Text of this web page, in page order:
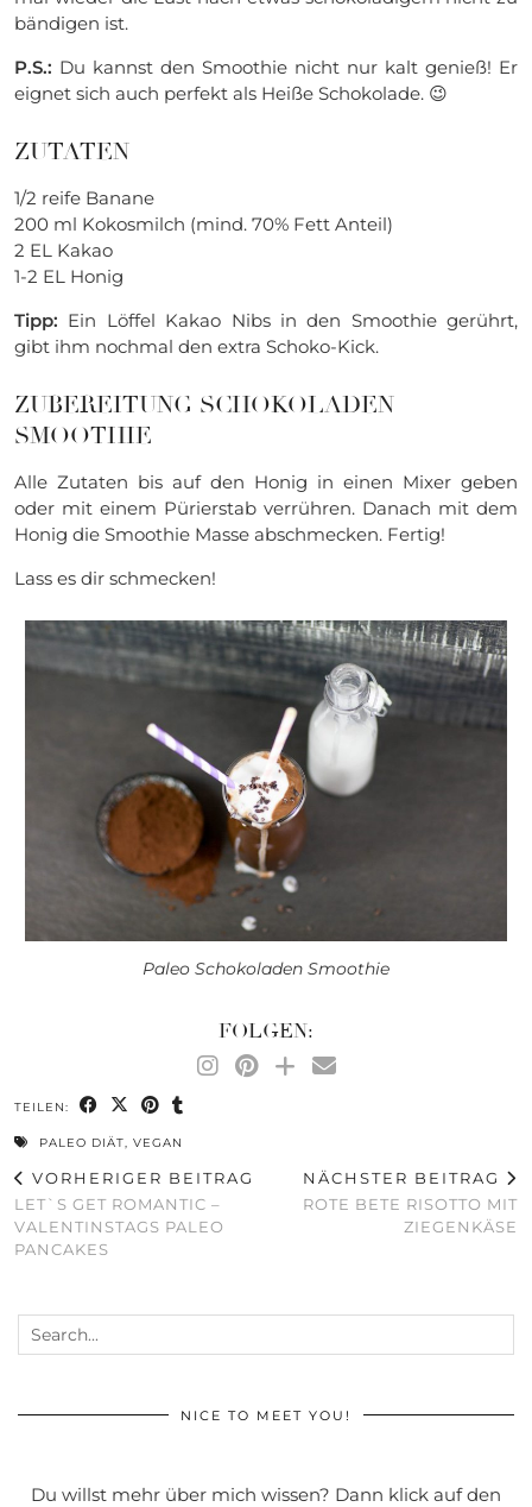
bändigen ist.
P.S.: Du kannst den Smoothie nicht nur kalt genieß! Er
eignet sich auch perfekt als Heiße Schokolade. 😉
ZUTATEN
1/2 reife Banane
200 ml Kokosmilch (mind. 70% Fett Anteil)
2 EL Kakao
1-2 EL Honig
Tipp: Ein Löffel Kakao Nibs in den Smoothie gerührt,
gibt ihm nochmal den extra Schoko-Kick.
ZUBEREITUNG SCHOKOLADEN
SMOOTHIE
Alle Zutaten bis auf den Honig in einen Mixer geben
oder mit einem Pürierstab verrühren. Danach mit dem
Honig die Smoothie Masse abschmecken. Fertig!
Lass es dir schmecken!
Paleo Schokoladen Smoothie
FOLGEN:
TEILEN:
PALEO DIÄT, VEGAN
VORHERIGER BEITRAG
LET`S GET ROMANTIC –
VALENTINSTAGS PALEO
PANCAKES
NÄCHSTER BEITRAG
ROTE BETE RISOTTO MIT
ZIEGENKÄSE
NICE TO MEET YOU!